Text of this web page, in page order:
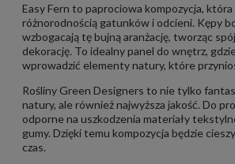
Easy Fern to paprociowa kompozycja, która
różnorodnością gatunków i odcieni. Kępy
wzbogacają tę bujną aranżację, tworząc
dekorację. To idealny panel do wnętrz,
wprowadzić elementy natury, które
Rośliny Green Designers to nie tylko
natury, ale również najwyższa jakość. Do
odporne na uszkodzenia materiały
gumy. Dzięki temu kompozycja będzie
czas.